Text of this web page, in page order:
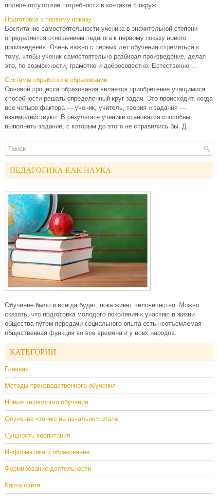
полное отсутствие потребности в контакте с окруж ...
Подготовка к первому показу
Воспитание самостоятельности ученика в значительной степени
определяется отношением педагога к первому показу нового
произведения. Очень важно с первых лет обучения стремиться к
тому, чтобы ученик самостоятельно разбирал произведение, делая
это, по возможности, грамотно и добросовестно. Естественно ...
Системы обработки в образовании
Основой процесса образования является приобретение учащимися
способности решать определенный круг задач. Это происходит, когда
все четыре фактора — ученик, учитель, теория и задания —
взаимодействуют. В результате ученики становятся способны
выполнить задание, с которым до этого не справились бы. Д ...
ПЕДАГОГИКА КАК НАУКА
Обучение было и всегда будет, пока живет человечество. Можно
сказать, что подготовка молодого поколения к участию в жизни
общества путем передачи социального опыта есть неотъемлемая
общественная функция во все времена и у всех народов.
КАТЕГОРИИ
Главная
Методы производственного обучения
Новые технологии обучения
Обучение чтению на начальном этапе
Сущность воспитания
Информатика и образование
Формирование деятельности
Карта сайта